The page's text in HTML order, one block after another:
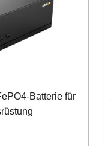
Batterie für